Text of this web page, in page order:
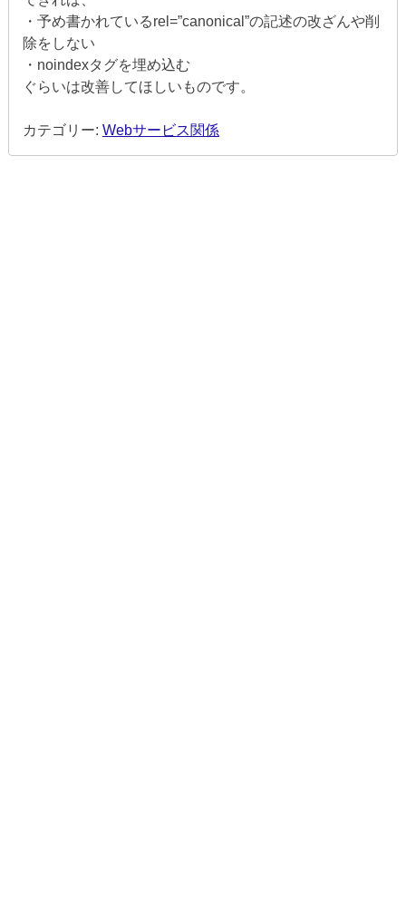
・予め書かれているrel=”canonical”の記述の改ざんや削
除をしない
・noindexタグを埋め込む
ぐらいは改善してほしいものです。
カテゴリー: Webサービス関係